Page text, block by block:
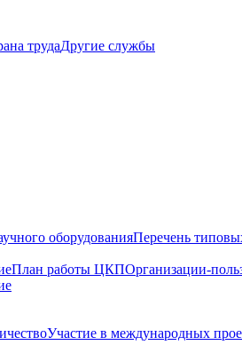
трудаДругие службы
оборудованияПеречень
План работы ЦКПОрганизации-
Участие в международных